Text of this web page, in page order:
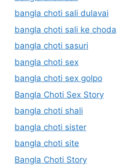
bangla choti sali dulavai
bangla choti sali ke choda
bangla choti sasuri
bangla choti sex
bangla choti sex golpo
Bangla Choti Sex Story
bangla choti shali
bangla choti sister
bangla choti site
Bangla Choti Story